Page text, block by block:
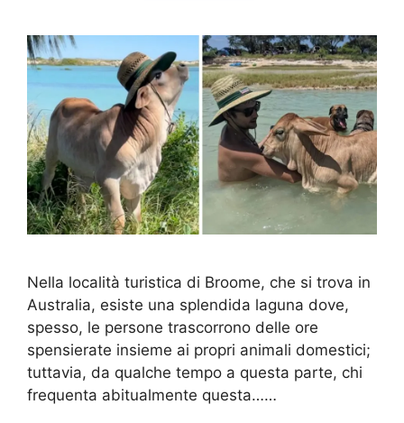
Nella località turistica di Broome, che si trova in
Australia, esiste una splendida laguna dove,
spesso, le persone trascorrono delle ore
spensierate insieme ai propri animali domestici;
tuttavia, da qualche tempo a questa parte, chi
frequenta abitualmente questa……